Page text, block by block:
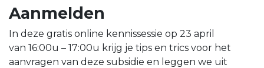
Aanmelden
In deze gratis online kennissessie op 23 april
van 16:00u – 17:00u krijg je tips en trics voor het
aanvragen van deze subsidie en leggen we uit